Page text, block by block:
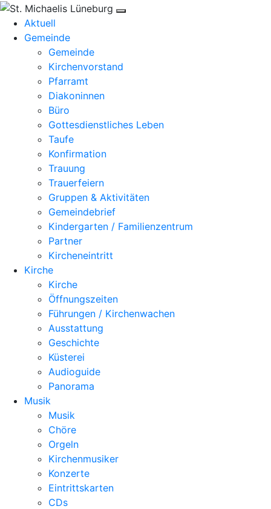
Aktuell
Gemeinde
Gemeinde
Kirchenvorstand
Pfarramt
Diakoninnen
Büro
Gottesdienstliches Leben
Taufe
Konfirmation
Trauung
Trauerfeiern
Gruppen & Aktivitäten
Gemeindebrief
Kindergarten / Familienzentrum
Partner
Kircheneintritt
Kirche
Kirche
Öffnungszeiten
Führungen / Kirchenwachen
Ausstattung
Geschichte
Küsterei
Audioguide
Panorama
Musik
Musik
Chöre
Orgeln
Kirchenmusiker
Konzerte
Eintrittskarten
CDs